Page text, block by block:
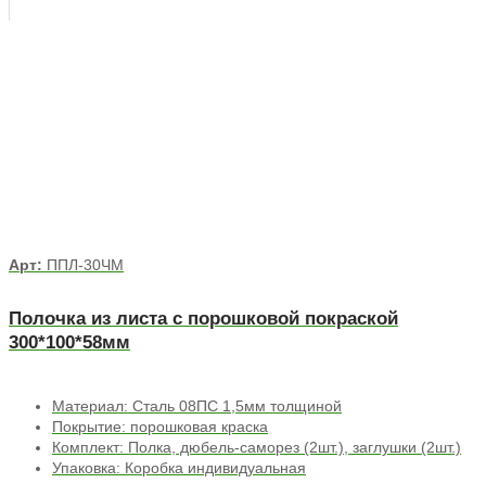
Арт: ППЛ-30ЧМ
Полочка из листа с порошковой покраской
300*100*58мм
Материал: Сталь 08ПС 1,5мм толщиной
Покрытие: порошковая краска
Комплект: Полка, дюбель-саморез (2шт.), заглушки (2шт.)
Упаковка: Коробка индивидуальная